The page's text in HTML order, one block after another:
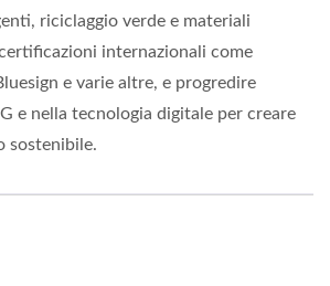
riciclaggio verde e materiali
internazionali come
e varie altre, e progredire
e nella tecnologia digitale per creare
sostenibile.